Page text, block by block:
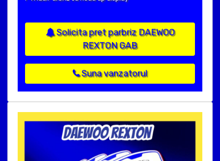
Solicita pret parbriz DAEWOO
REXTON GAB
Suna vanzatorul